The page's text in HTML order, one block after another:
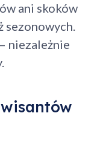
ani skoków
sezonowych.
niezależnie